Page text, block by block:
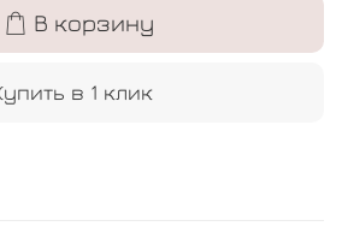
В корзину
в 1 клик